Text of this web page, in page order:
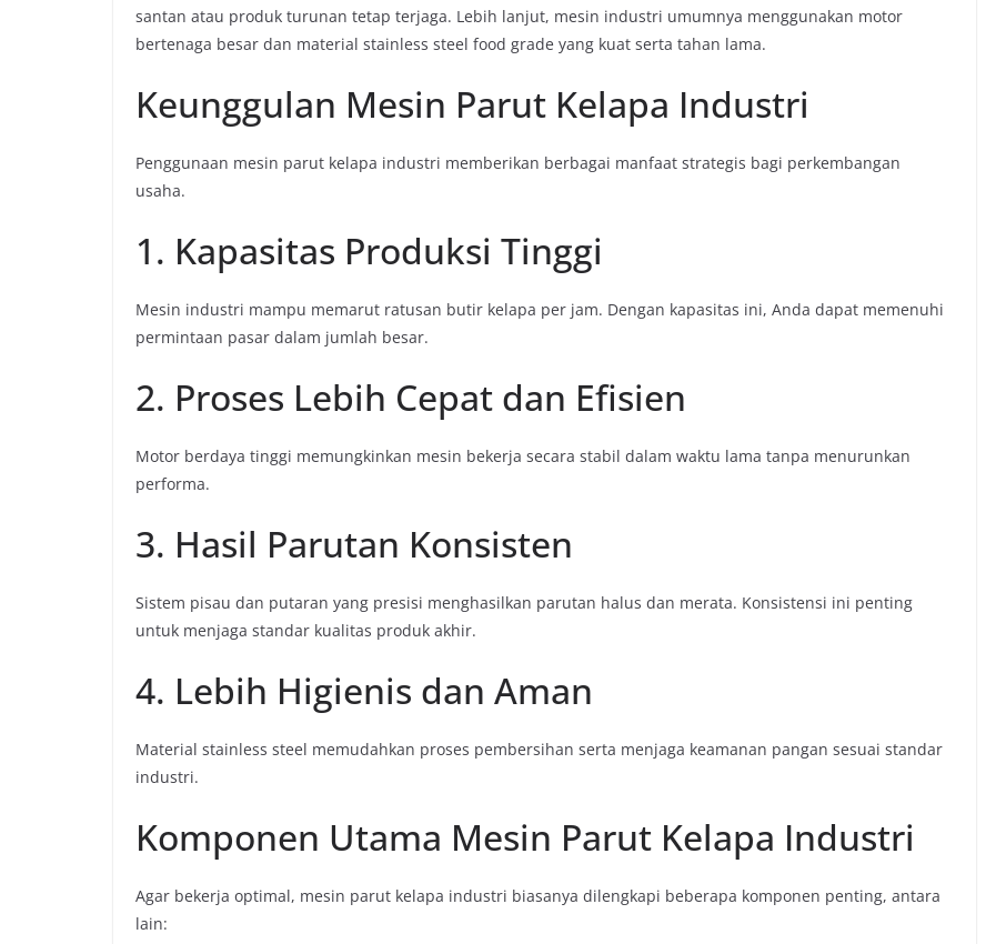
santan atau produk turunan tetap terjaga. Lebih lanjut, mesin industri umumnya menggunakan motor
bertenaga besar dan material stainless steel food grade yang kuat serta tahan lama.
Keunggulan Mesin Parut Kelapa Industri
Penggunaan mesin parut kelapa industri memberikan berbagai manfaat strategis bagi perkembangan
usaha.
1. Kapasitas Produksi Tinggi
Mesin industri mampu memarut ratusan butir kelapa per jam. Dengan kapasitas ini, Anda dapat memenuhi
permintaan pasar dalam jumlah besar.
2. Proses Lebih Cepat dan Efisien
Motor berdaya tinggi memungkinkan mesin bekerja secara stabil dalam waktu lama tanpa menurunkan
performa.
3. Hasil Parutan Konsisten
Sistem pisau dan putaran yang presisi menghasilkan parutan halus dan merata. Konsistensi ini penting
untuk menjaga standar kualitas produk akhir.
4. Lebih Higienis dan Aman
Material stainless steel memudahkan proses pembersihan serta menjaga keamanan pangan sesuai standar
industri.
Komponen Utama Mesin Parut Kelapa Industri
Agar bekerja optimal, mesin parut kelapa industri biasanya dilengkapi beberapa komponen penting, antara
lain: